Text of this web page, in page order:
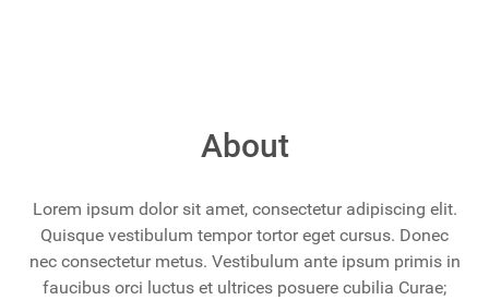
About
Lorem ipsum dolor sit amet, consectetur adipiscing elit.
Quisque vestibulum tempor tortor eget cursus. Donec
nec consectetur metus. Vestibulum ante ipsum primis in
faucibus orci luctus et ultrices posuere cubilia Curae;